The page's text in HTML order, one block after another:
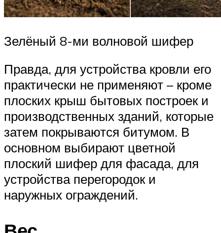
Зелёный 8-ми волновой шифер
Правда, для устройства кровли его
практически не применяют – кроме
плоских крыш бытовых построек и
производственных зданий, которые
затем покрываются битумом. В
основном выбирают цветной
плоский шифер для фасада, для
устройства перегородок и
наружных ограждений.